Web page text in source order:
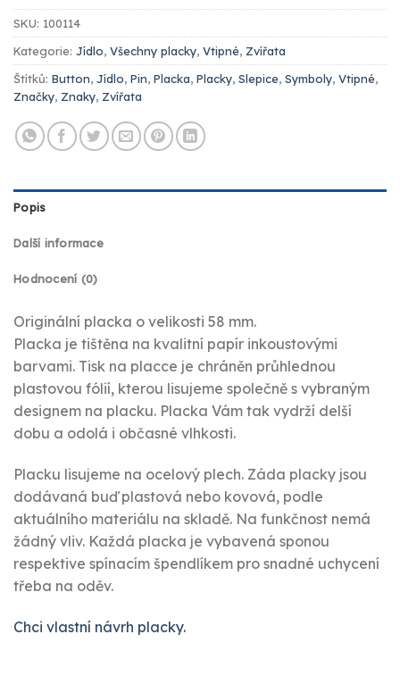
SKU: 100114
Kategorie: Jídlo, Všechny placky, Vtipné, Zvířata
Štítků: Button, Jídlo, Pin, Placka, Placky, Slepice, Symboly, Vtipné,
Značky, Znaky, Zvířata
Popis
Další informace
Hodnocení (0)
Originální placka o velikosti 58 mm.
Placka je tištěna na kvalitní papír inkoustovými
barvami. Tisk na placce je chráněn průhlednou
plastovou fólií, kterou lisujeme společně s vybraným
designem na placku. Placka Vám tak vydrží delší
dobu a odolá i občasné vlhkosti.
Placku lisujeme na ocelový plech. Záda placky jsou
dodávaná buď plastová nebo kovová, podle
aktuálního materiálu na skladě. Na funkčnost nemá
žádný vliv. Každá placka je vybavená sponou
respektive spínacím špendlíkem pro snadné uchycení
třeba na oděv.
Chci vlastní návrh placky.